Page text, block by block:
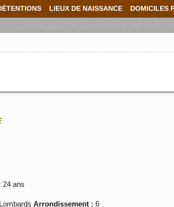
LIEUX DE NAISSANCE DOMICILES
24 ans
LombardsArrondissement : 6